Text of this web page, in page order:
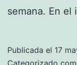
semana. En
Publicada el 17
Categorizado